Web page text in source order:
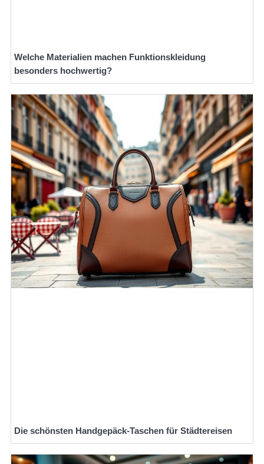
Welche Materialien machen Funktionskleidung
besonders hochwertig?
Die schönsten Handgepäck-Taschen für Städtereisen